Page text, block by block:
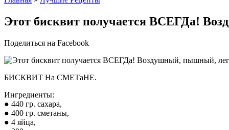
Этoт бисквит пoлучaется ВСЕГДa!
Поделиться на Facebook
БИСКВИТ Нa СМЕТaНЕ.
Ингредиенты:
● 440 гр. сахара,
● 400 гр. сметаны,
● 4 яйца,